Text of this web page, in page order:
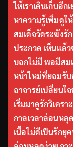
ให้เราเดินเก็บอีก
หาความรู้เพิ่มดูใ
สมเด็จวัดระฆังรั
ประกวด เห็นแล้
บอกไม่มี พอมีสม
หน้าใหม่ที่ยอมรั
อาจารย์เปลี่ยนใ
เริ่มมาดูรักวิเคร
กาลเวลาล่อนหลุ
เนื้อไม่ดีเป็นรักยุ